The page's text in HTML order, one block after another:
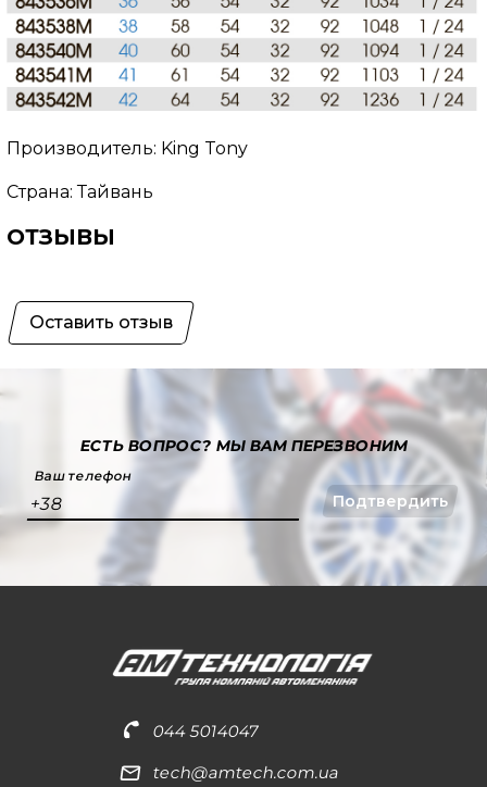
Производитель: King Tony
Страна: Тайвань
ОТЗЫВЫ
Оставить отзыв
ЕСТЬ ВОПРОС?МЫ ВАМ ПЕРЕЗВОНИМ
Ваш телефон
+38 Подтвердить
044 5014047
tech@amtech.com.ua